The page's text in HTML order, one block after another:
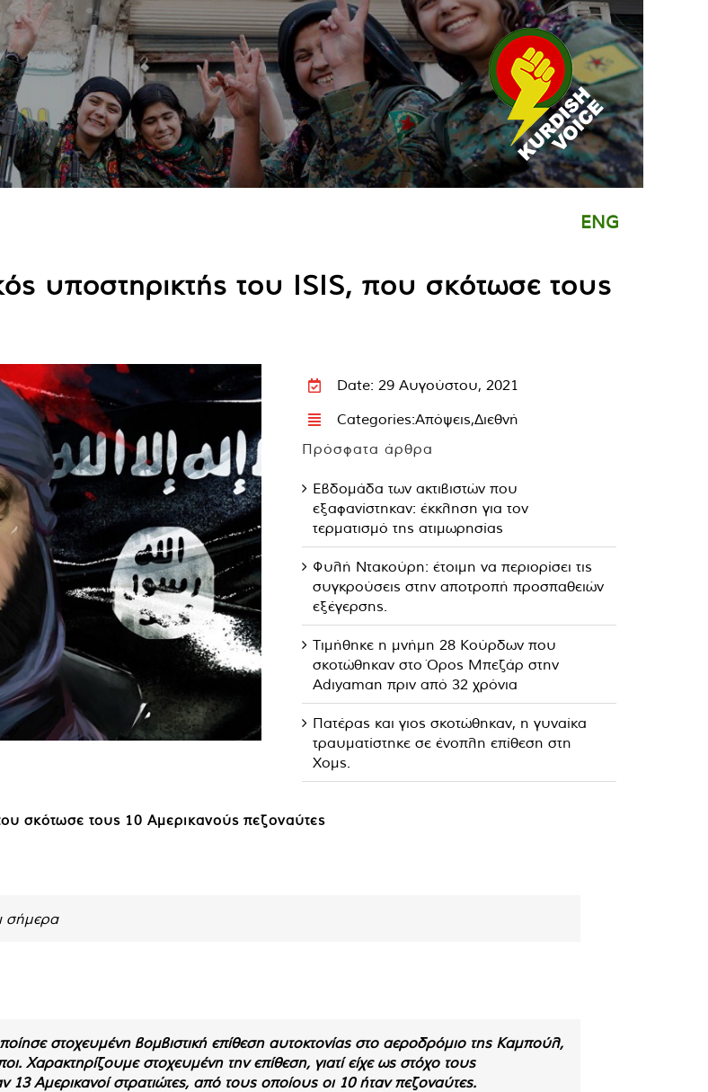
ENG
υποστηρικτής του ISIS, που σκότωσε τους
Date: 29 Αυγούστου, 2021
Categories:Απόψεις,Διεθνή
Πρόσφατα άρθρα
Εβδομάδα των ακτιβιστών που
εξαφανίστηκαν: έκκληση για τον
τερματισμό της ατιμωρησίας
Φυλή Ντακούρη: έτοιμη να περιορίσει τις
συγκρούσεις στην αποτροπή προσπαθειών
εξέγερσης.
Τιμήθηκε η μνήμη 28 Κούρδων που
σκοτώθηκαν στο Όρος Μπεζάρ στην
Adıyaman πριν από 32 χρόνια
Πατέρας και γιος σκοτώθηκαν, η γυναίκα
τραυματίστηκε σε ένοπλη επίθεση στη
Χομς.
σκότωσε τους 10 Αμερικανούς πεζοναύτες
σήμερα
στοχευμένη βομβιστική επίθεση αυτοκτονίας στο αεροδρόμιο της Καμπούλ,
Χαρακτηρίζουμε στοχευμένη την επίθεση, γιατί είχε ως στόχο τους
13 Αμερικανοί στρατιώτες, από τους οποίους οι 10 ήταν πεζοναύτες.